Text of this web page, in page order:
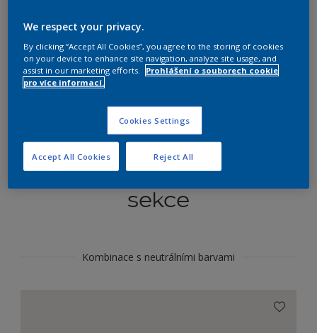
Najít výrobek v tomto odstínu
Koordinovat barevné
sekce
Kombinace s neutrálními barvami
We respect your privacy.
By clicking “Accept All Cookies”, you agree to the storing of cookies
on your device to enhance site navigation, analyze site usage, and
assist in our marketing efforts.
Prohlášení o souborech cookie
pro více informací.
Cookies Settings
Reject All
Accept All Cookies